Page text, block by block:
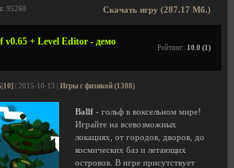
Скачать игру (287.17 Мб.)
95260
v0.65 + Level Editor - демо
Рейтинг: 10.0 (1)
| 2015-10-13 | Игры с физикой (1308)
Ballf - гольф в воксельном мире!
Играйте на всевозможных
локациях, от городов, дворов, до
космических баз и летающих
островов. В игре присутствует